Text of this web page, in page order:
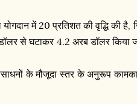
में 20 प्रतिशत की वृद्धि की है,
से घटाकर 4.2 अरब डॉलर किया
के मौजूदा स्तर के अनुरूप